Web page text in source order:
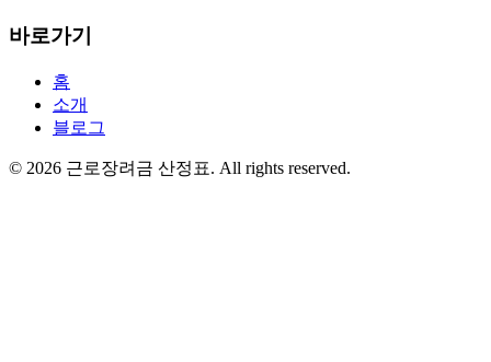
바로가기
홈
소개
블로그
© 2026 근로장려금 산정표. All rights reserved.